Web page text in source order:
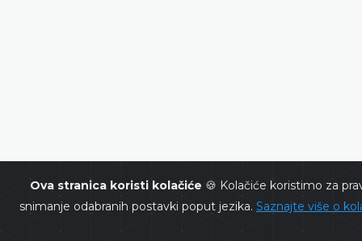
Ova stranica koristi kolačiće 🍪 Kolačiće koristimo za
snimanje odabranih postavki poput jezika. Saznajte više o